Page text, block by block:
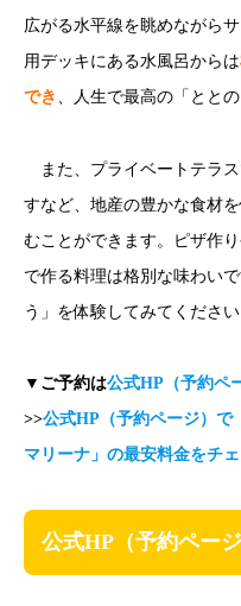
広がる水平線を眺めながら
用デッキにある水風呂からは
でき
、人生で最高の「とと
また、プライベートテラ
すなど、地産の豊かな食材
むことができます。ピザ作
で作る料理は格別な味わい
う」を体験してみてください
▼ご予約は公式HP（予約ペ
>>公式HP（予約ページ）で
マリーナ 」の最安料金をチ
公式HP（予約ページ